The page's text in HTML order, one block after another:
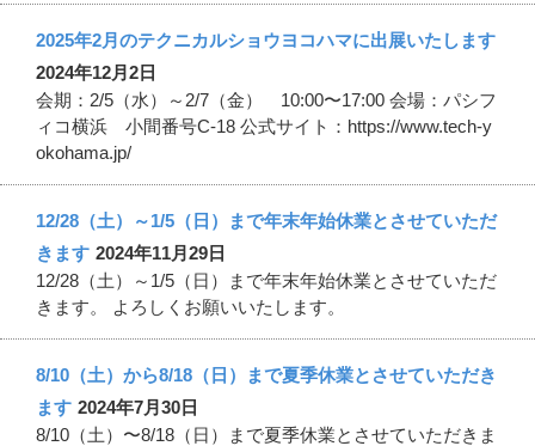
2025年2月のテクニカルショウヨコハマに出展いたします
2024年12月2日
会期：2/5（水）～2/7（金） 10:00〜17:00 会場：パシフ
ィコ横浜 小間番号C-18 公式サイト：https://www.tech-y
okohama.jp/
12/28（土）～1/5（日）まで年末年始休業とさせていただ
きます 2024年11月29日
12/28（土）～1/5（日）まで年末年始休業とさせていただ
きます。 よろしくお願いいたします。
8/10（土）から8/18（日）まで夏季休業とさせていただき
ます 2024年7月30日
8/10（土）〜8/18（日）まで夏季休業とさせていただきま